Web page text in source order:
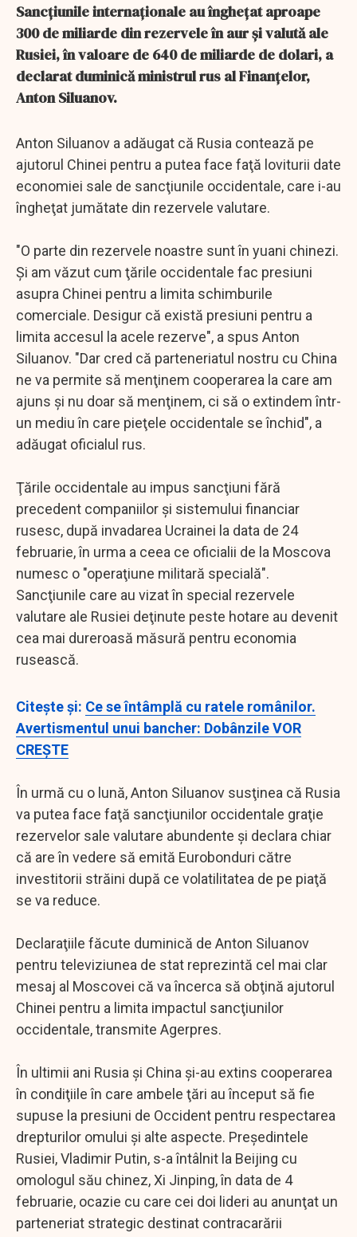
Sancţiunile internaţionale au îngheţat aproape
300 de miliarde din rezervele în aur şi valută ale
Rusiei, în valoare de 640 de miliarde de dolari, a
declarat duminică ministrul rus al Finanţelor,
Anton Siluanov.
Anton Siluanov a adăugat că Rusia contează pe
ajutorul Chinei pentru a putea face faţă loviturii date
economiei sale de sancţiunile occidentale, care i-au
îngheţat jumătate din rezervele valutare.
"O parte din rezervele noastre sunt în yuani chinezi.
Şi am văzut cum ţările occidentale fac presiuni
asupra Chinei pentru a limita schimburile
comerciale. Desigur că există presiuni pentru a
limita accesul la acele rezerve", a spus Anton
Siluanov. "Dar cred că parteneriatul nostru cu China
ne va permite să menţinem cooperarea la care am
ajuns şi nu doar să menţinem, ci să o extindem într-
un mediu în care pieţele occidentale se închid", a
adăugat oficialul rus.
Ţările occidentale au impus sancţiuni fără
precedent companiilor şi sistemului financiar
rusesc, după invadarea Ucrainei la data de 24
februarie, în urma a ceea ce oficialii de la Moscova
numesc o "operaţiune militară specială".
Sancţiunile care au vizat în special rezervele
valutare ale Rusiei deţinute peste hotare au devenit
cea mai dureroasă măsură pentru economia
rusească.
Citeşte şi: Ce se întâmplă cu ratele românilor.
Avertismentul unui bancher: Dobânzile VOR
CREŞTE
În urmă cu o lună, Anton Siluanov susţinea că Rusia
va putea face faţă sancţiunilor occidentale graţie
rezervelor sale valutare abundente şi declara chiar
că are în vedere să emită Eurobonduri către
investitorii străini după ce volatilitatea de pe piaţă
se va reduce.
Declaraţiile făcute duminică de Anton Siluanov
pentru televiziunea de stat reprezintă cel mai clar
mesaj al Moscovei că va încerca să obţină ajutorul
Chinei pentru a limita impactul sancţiunilor
occidentale, transmite Agerpres.
În ultimii ani Rusia şi China şi-au extins cooperarea
în condiţiile în care ambele ţări au început să fie
supuse la presiuni de Occident pentru respectarea
drepturilor omului şi alte aspecte. Preşedintele
Rusiei, Vladimir Putin, s-a întâlnit la Beijing cu
omologul său chinez, Xi Jinping, în data de 4
februarie, ocazie cu care cei doi lideri au anunţat un
parteneriat strategic destinat contracarării